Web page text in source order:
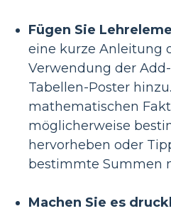
Fügen Sie
eine kurze Anleitung
Verwendung der
Tabellen-Poster
mathematischen
möglicherweise
hervorheben oder
bestimmte Summen
Machen Sie es